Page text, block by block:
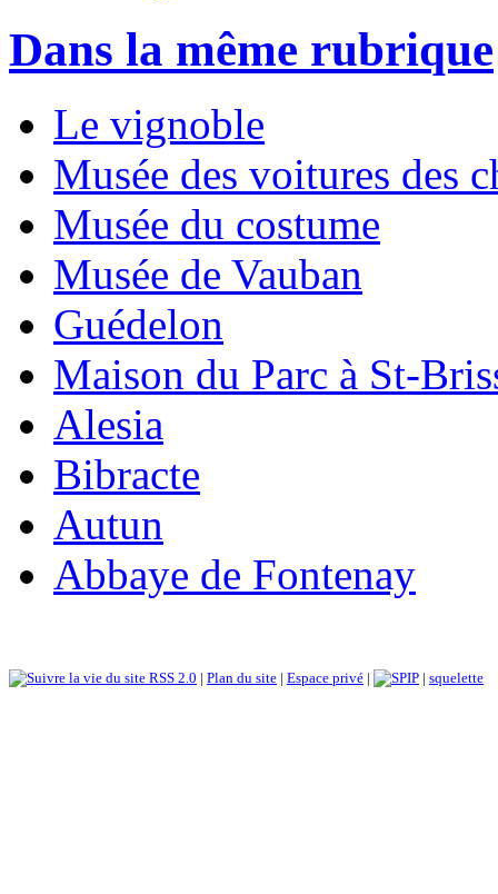
Dans la même rubrique
Le vignoble
Musée des voitures des
Musée du costume
Musée de Vauban
Guédelon
Maison du Parc à St-
Alesia
Bibracte
Autun
Abbaye de Fontenay
RSS 2.0 | Plan du site | Espace privé | | squelette